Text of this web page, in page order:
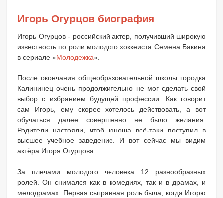
Игорь Огурцов биография
Игорь Огурцов - российский актер, получивший широкую
известность по роли молодого хоккеиста Семена Бакина
в сериале «Молодежка».
После окончания общеобразовательной школы городка
Калининец очень продолжительно не мог сделать свой
выбор с избранием будущей профессии. Как говорит
сам Игорь, ему скорее хотелось действовать, а вот
обучаться далее совершенно не было желания.
Родители настояли, чтоб юноша всё-таки поступил в
высшее учебное заведение. И вот сейчас мы видим
актёра Игоря Огурцова.
За плечами молодого человека 12 разнообразных
ролей. Он снимался как в комедиях, так и в драмах, и
мелодрамах. Первая сыгранная роль была, когда Игорю